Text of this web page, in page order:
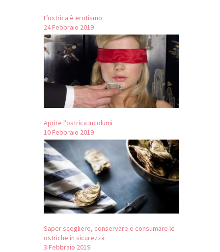
L’ostrica è erotismo
24 Febbraio 2019
Aprire l’ostrica Incolumi
10 Febbraio 2019
Saper scegliere, conservare e consumare le
ostriche in sicurezza
3 Febbraio 2019